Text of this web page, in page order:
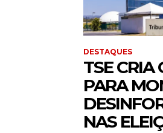
DESTAQUES
TSE CRIA
PARA
NAS